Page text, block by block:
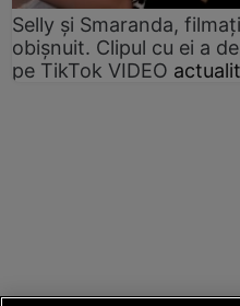
Selly și Smaranda,
obișnuit. Clipul cu ei a
pe TikTok VIDEO